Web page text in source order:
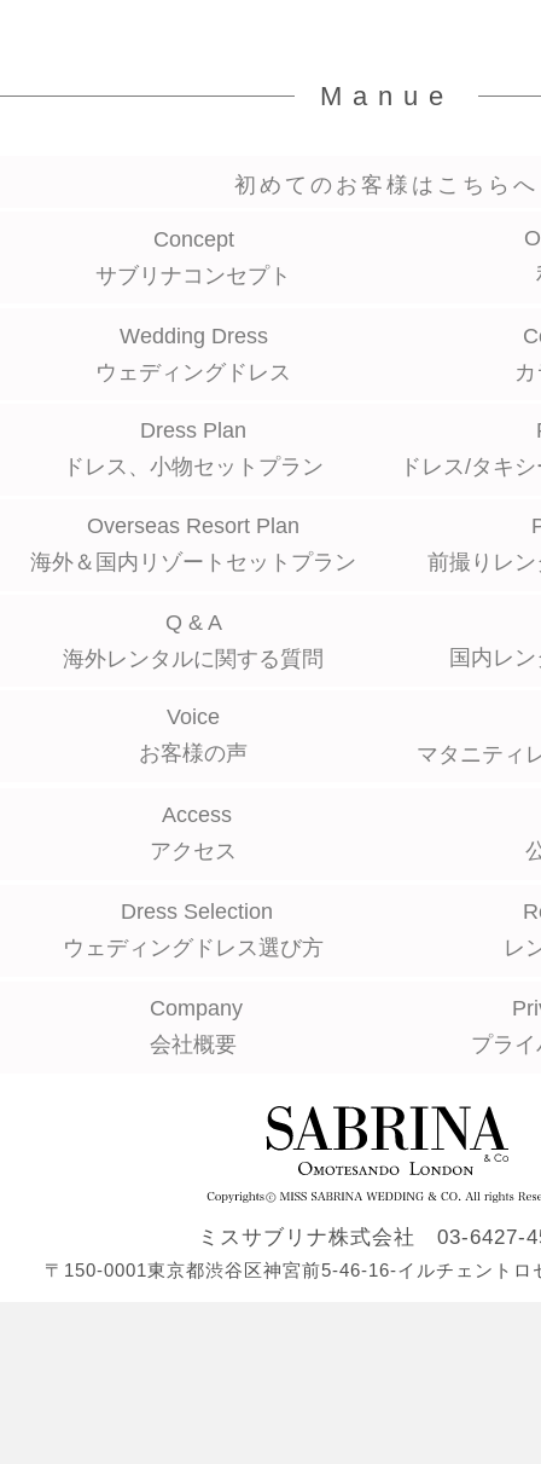
Manue
初めてのお客様はこちらへ
Concept
サブリナコンセプト
Wedding Dress
ウェディングドレス
Dress Plan
ドレス、小物セットプラン
ドレス/タキ
Overseas Resort Plan
海外＆国内リゾートセットプラン
前撮りレ
Q & A
海外レンタルに関する質問
国内レ
Voice
お客様の声
マタニティ
Access
アクセス
Dress Selection
ウェディングドレス選び方
レ
Company
会社概要
プラ
ミスサブリナ株式会社 03-6427-
〒150-0001東京都渋谷区神宮前5-46-16-イルチェントロ